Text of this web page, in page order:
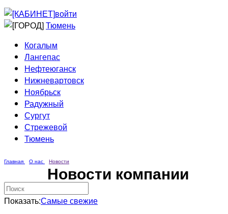
Домовые сети
войти
Тюмень
Когалым
Лангепас
Нефтеюганск
Нижневартовск
Ноябрьск
Радужный
Сургут
Стрежевой
Тюмень
Главная О нас Новости
Новости компании
Показать:Самые свежие